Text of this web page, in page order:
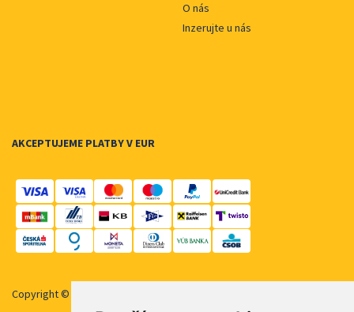
O nás
Inzerujte u nás
AKCEPTUJEME PLATBY V EUR
Copyright © 2026 STUDENT AGENCY, s.r.o. Všechna práva vyhrazena.